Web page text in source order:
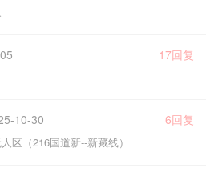
17回复
10-30 6回复
区（216国道新--新藏线）